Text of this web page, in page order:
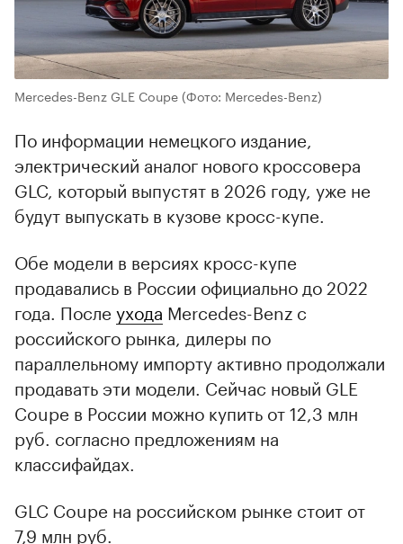
Mercedes-Benz GLE Coupe(Фото: Mercedes-Benz)
По информации немецкого издание,
электрический аналог нового кроссовера
GLC, который выпустят в 2026 году, уже не
будут выпускать в кузове кросс-купе.
Обе модели в версиях кросс-купе
продавались в России официально до 2022
года. После ухода Mercedes-Benz с
российского рынка, дилеры по
параллельному импорту активно продолжали
продавать эти модели. Сейчас новый GLE
Coupe в России можно купить от 12,3 млн
руб. согласно предложениям на
классифайдах.
GLC Coupe на российском рынке стоит от
7,9 млн руб.